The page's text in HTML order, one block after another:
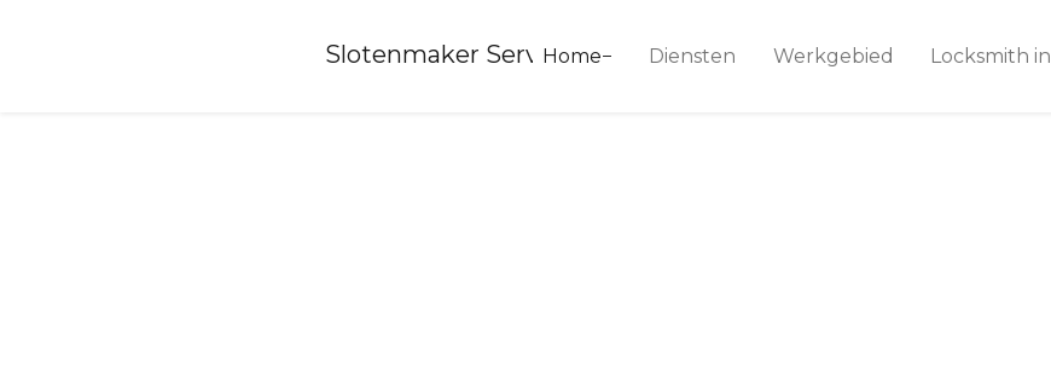
Slotenmaker Service 24
Home Diensten Werkgebied Locksmith in